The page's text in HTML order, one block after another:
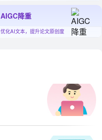
AIGC降重
优化AI文本，提升论文原创度